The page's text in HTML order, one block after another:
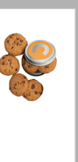
taal’.
niet
voor
FRITZ!Box
de